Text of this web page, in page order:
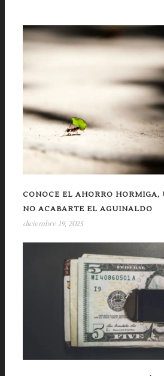
CONOCE EL AHORRO HORMIGA,
NO ACABARTE EL AGUINALDO
diciembre 19, 2023